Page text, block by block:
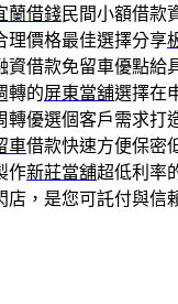
蘭借錢民間小額借款
理價格最佳選擇分享
資借款免留車優點給
轉的屏東當舖選擇在
轉優選個客戶需求打
車借款快速方便保密
作新莊當舖超低利率
店，是您可託付與信